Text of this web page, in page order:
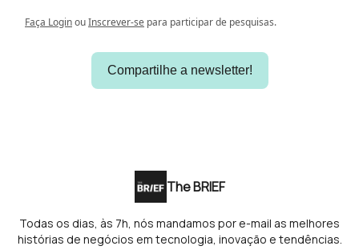
Faça LoginouInscrever-se para participar de pesquisas.
Compartilhe a newsletter!
The BRIEF
Todas os dias, às 7h, nós mandamos por e-mail as melhores
histórias de negócios em tecnologia, inovação e tendências.